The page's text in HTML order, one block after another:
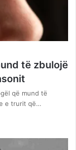
të zbulojë
që mund të
e trurit që…